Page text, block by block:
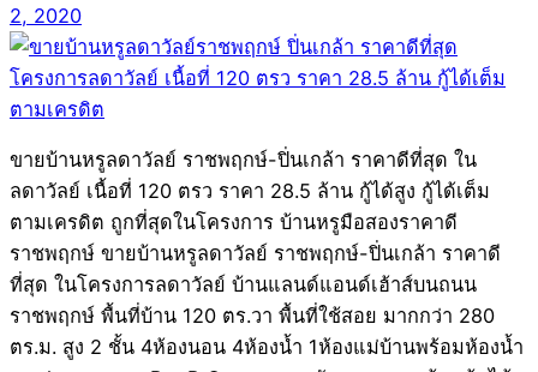
2, 2020
ขายบ้านหรูลดาวัลย์ ราชพฤกษ์-ปิ่นเกล้า ราคาดีที่สุด ใน
ลดาวัลย์ เนื้อที่ 120 ตรว ราคา 28.5 ล้าน กู้ได้สูง กู้ได้เต็ม
ตามเครดิต ถูกที่สุดในโครงการ บ้านหรูมือสองราคาดี
ราชพฤกษ์ ขายบ้านหรูลดาวัลย์ ราชพฤกษ์-ปิ่นเกล้า ราคาดี
ที่สุด ในโครงการลดาวัลย์ บ้านแลนด์แอนด์เฮ้าส์บนถนน
ราชพฤกษ์ พื้นที่บ้าน 120 ตร.วา พื้นที่ใช้สอย มากกว่า 280
ตร.ม. สูง 2 ชั้น 4ห้องนอน 4ห้องน้ำ 1ห้องแม่บ้านพร้อมห้องน้ำ